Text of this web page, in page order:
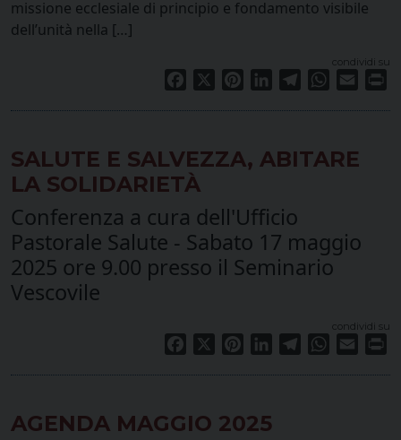
missione ecclesiale di principio e fondamento visibile
dell’unità nella […]
condividi su
Facebook PinterestLinkedInTelegramWhatsApp
Email
SALUTE E SALVEZZA, ABITARE
LA SOLIDARIETÀ
Conferenza a cura dell'Ufficio
Pastorale Salute - Sabato 17 maggio
2025 ore 9.00 presso il Seminario
Vescovile
condividi su
Facebook PinterestLinkedInTelegramWhatsApp
Email
AGENDA MAGGIO 2025